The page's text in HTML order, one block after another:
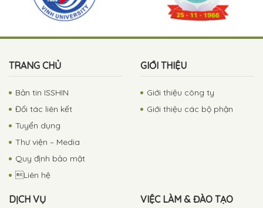
ISSHIN’s Teambuilding 2018: Sức trẻ ISSHIN – Mùa hè sôi động!
TRANG CHỦ
Bản tin ISSHIN
Đối tác liên kết
Tuyển dụng
Thư viện – Media
Quy định bảo mật
Liên hệ
GIỚI THIỆU
Giới thiệu công ty
Giới thiệu các bộ phận
DỊCH VỤ VIỆC LÀM & ĐÀO TẠO